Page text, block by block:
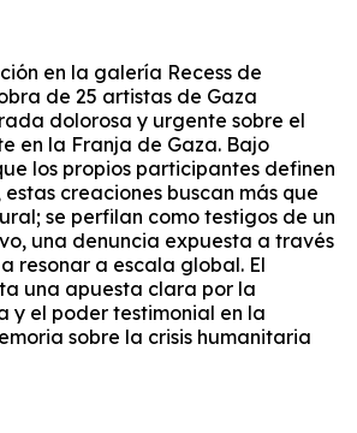
en la galería Recess de
de 25 artistas de Gaza
dolorosa y urgente sobre el
en la Franja de Gaza. Bajo
los propios participantes definen
creaciones buscan más que
se perfilan como testigos de un
una denuncia expuesta a través
resonar a escala global. El
una apuesta clara por la
y el poder testimonial en la
sobre la crisis humanitaria